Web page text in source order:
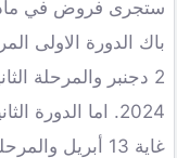
ستجرى فروض في مادة